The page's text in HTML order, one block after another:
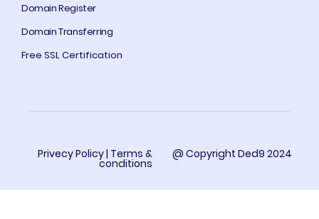
Domain Register
Domain Transferring
Free SSL Certification
Privecy Policy | Terms &
conditions
@ Copyright Ded9 2024